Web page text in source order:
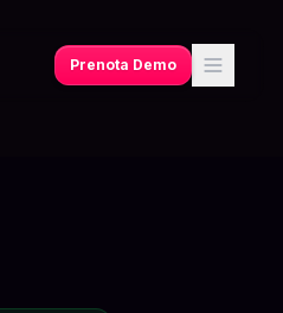
Prenota Demo